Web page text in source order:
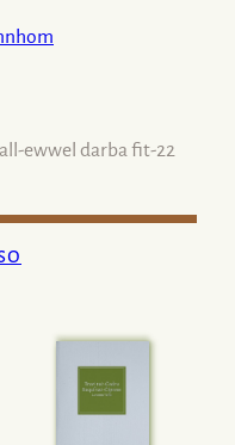
ewwel darbafit-22